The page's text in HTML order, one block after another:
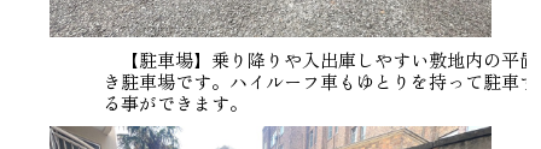
【駐車場】乗り降りや入出庫しやすい敷地内の平置
き駐車場です。ハイルーフ車もゆとりを持って駐車す
る事ができます。